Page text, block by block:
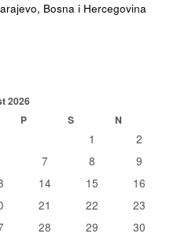
Bosna i Hercegovina
2026
P S N
1
2
7 8
9
14 15
16
21 22
23
28 29
30